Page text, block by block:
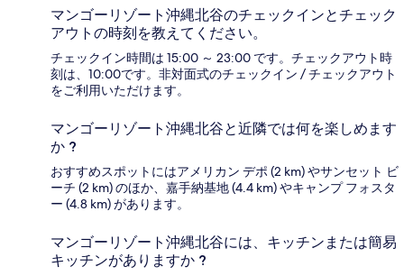
マンゴーリゾート沖縄北谷のチェックインとチェック
アウトの時刻を教えてください。
チェックイン時間は 15:00 ～ 23:00 です。チェックアウト時
刻は、10:00です。非対面式のチェックイン / チェックアウト
をご利用いただけます。
マンゴーリゾート沖縄北谷と近隣では何を楽しめます
か ?
おすすめスポットにはアメリカン デポ (2 km) やサンセット ビ
ーチ (2 km) のほか、嘉手納基地 (4.4 km) やキャンプ フォスタ
ー (4.8 km) があります。
マンゴーリゾート沖縄北谷には、キッチンまたは簡易
キッチンがありますか ?